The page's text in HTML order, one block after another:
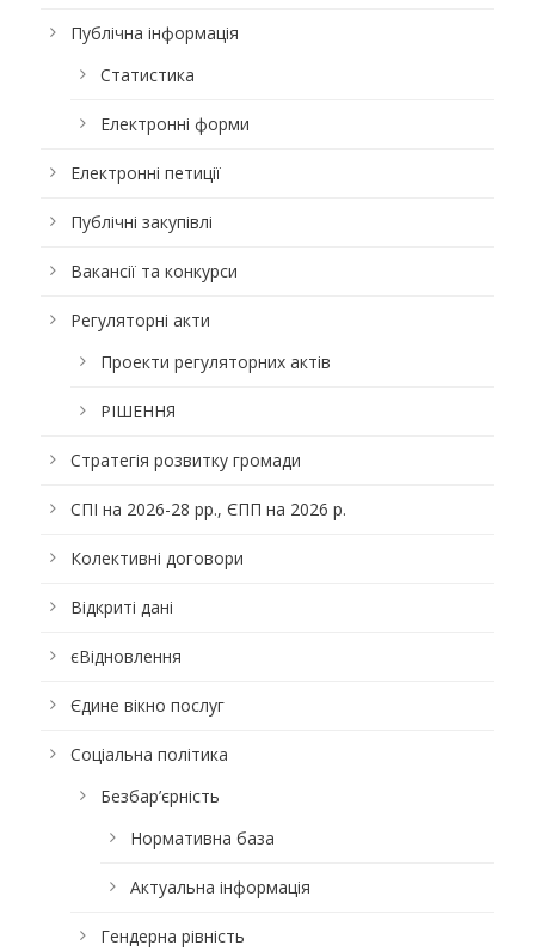
Публічна інформація
Статистика
Електронні форми
Електронні петиції
Публічні закупівлі
Вакансії та конкурси
Регуляторні акти
Проекти регуляторних актів
РІШЕННЯ
Стратегія розвитку громади
СПІ на 2026-28 рр., ЄПП на 2026 р.
Колективні договори
Відкриті дані
єВідновлення
Єдине вікно послуг
Соціальна політика
Безбар’єрність
Нормативна база
Актуальна інформація
Гендерна рівність